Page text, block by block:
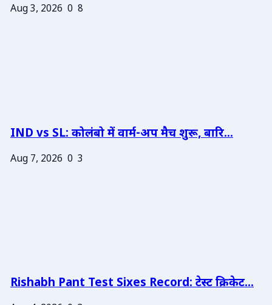
Aug 3, 2026 0 8
IND vs SL: कोलंबो में वार्म-अप मैच शुरू, बारि...
Aug 7, 2026 0 3
Rishabh Pant Test Sixes Record: टेस्ट क्रिकेट...